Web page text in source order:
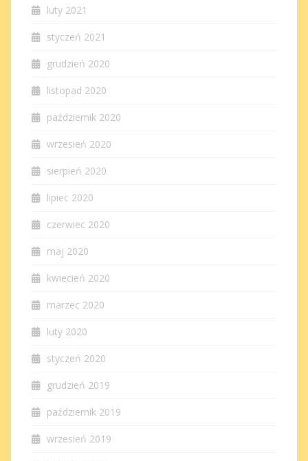
luty 2021
styczeń 2021
grudzień 2020
listopad 2020
październik 2020
wrzesień 2020
sierpień 2020
lipiec 2020
czerwiec 2020
maj 2020
kwiecień 2020
marzec 2020
luty 2020
styczeń 2020
grudzień 2019
październik 2019
wrzesień 2019